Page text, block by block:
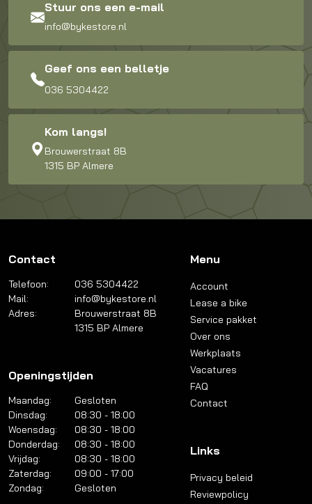
Stuur ons een e-mail
info@bykestore.nl
Geef ons een belletje
036 5304422
Kom langs!
Brouwerstraat 8B
1315 BP Almere
Contact
Telefoon:
036 5304422
Mail:
info@bykestore.nl
Adres:
Brouwerstraat 8B
1315 BP Almere
Openingstijden
Maandag:
Gesloten
Dinsdag:
08:30 - 18:00
Woensdag:
08:30 - 18:00
Donderdag:
08:30 - 18:00
Vrijdag:
08:30 - 18:00
Zaterdag:
09:00 - 17:00
Zondag:
Gesloten
Menu
Account
Lease a bike
Service pakket
Over ons
Werkplaats
Vacatures
FAQ
Contact
Links
Privacy beleid
Reviewpolicy